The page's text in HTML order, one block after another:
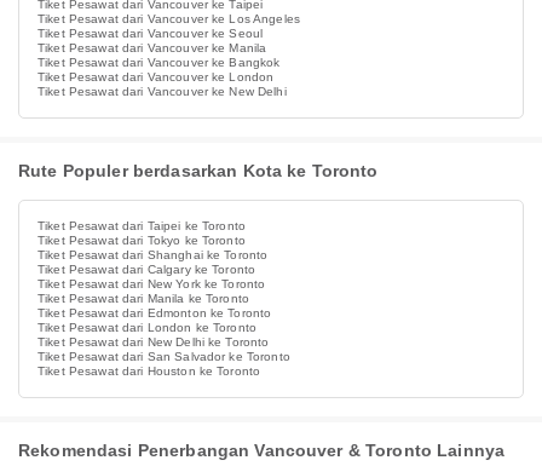
Tiket Pesawat dari Vancouver ke Taipei
Tiket Pesawat dari Vancouver ke Los Angeles
Tiket Pesawat dari Vancouver ke Seoul
Tiket Pesawat dari Vancouver ke Manila
Tiket Pesawat dari Vancouver ke Bangkok
Tiket Pesawat dari Vancouver ke London
Tiket Pesawat dari Vancouver ke New Delhi
Rute Populer berdasarkan Kota ke Toronto
Tiket Pesawat dari Taipei ke Toronto
Tiket Pesawat dari Tokyo ke Toronto
Tiket Pesawat dari Shanghai ke Toronto
Tiket Pesawat dari Calgary ke Toronto
Tiket Pesawat dari New York ke Toronto
Tiket Pesawat dari Manila ke Toronto
Tiket Pesawat dari Edmonton ke Toronto
Tiket Pesawat dari London ke Toronto
Tiket Pesawat dari New Delhi ke Toronto
Tiket Pesawat dari San Salvador ke Toronto
Tiket Pesawat dari Houston ke Toronto
Rekomendasi Penerbangan Vancouver & Toronto Lainnya